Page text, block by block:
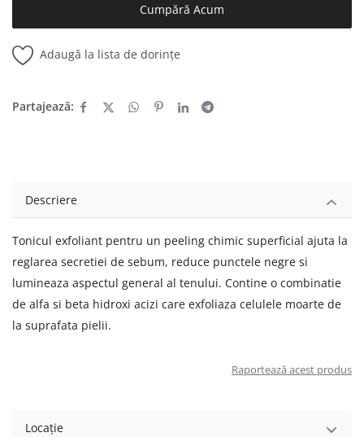
Cumpără Acum
Adaugă la lista de dorințe
Partajează:
Descriere
Tonicul exfoliant pentru un peeling chimic superficial ajuta la
reglarea secretiei de sebum, reduce punctele negre si
lumineaza aspectul general al tenului. Contine o combinatie
de alfa si beta hidroxi acizi care exfoliaza celulele moarte de
la suprafata pielii.
Raportează acest produs
Locație